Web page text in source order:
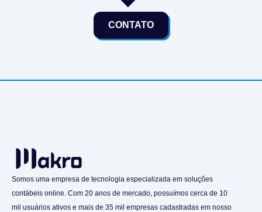
CONTATO
Somos uma empresa de tecnologia especializada em soluções
contábeis online. Com 20 anos de mercado, possuímos cerca de 10
mil usuários ativos e mais de 35 mil empresas cadastradas em nosso